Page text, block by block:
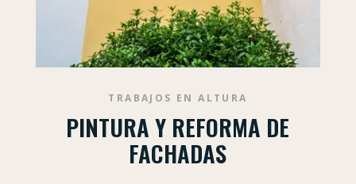
TRABAJOS EN ALTURA
PINTURA Y REFORMA DE
FACHADAS